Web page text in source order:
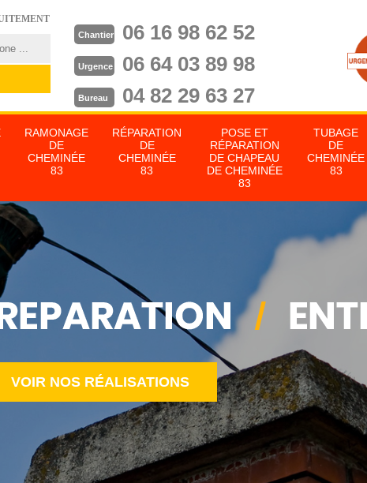
Chantier 06 16 98 62 52
Urgence 06 64 03 89 98
Bureau 04 82 29 63 27
RAMONAGE
DE
CHEMINÉE
83
RÉPARATION
DE
CHEMINÉE
83
POSE ET
RÉPARATION
DE CHAPEAU
DE CHEMINÉE
83
TUBAGE
DE
CHEMINÉE
83
VOIR NOS RÉALISATIONS